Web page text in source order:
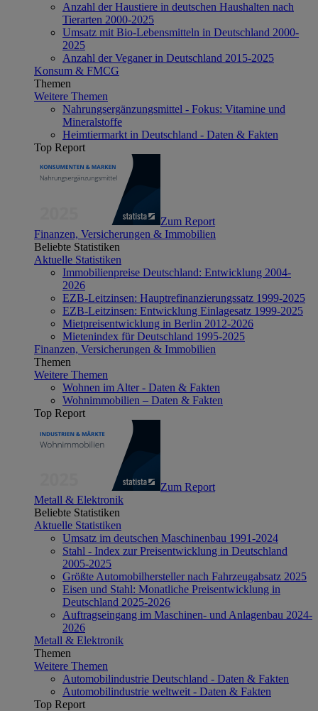
Anzahl der Haustiere in deutschen Haushalten nach
Tierarten 2000-2025
Umsatz mit Bio-Lebensmitteln in Deutschland 2000-
2025
Anzahl der Veganer in Deutschland 2015-2025
Konsum & FMCG
Themen
Weitere Themen
Nahrungsergänzungsmittel - Fokus: Vitamine und
Mineralstoffe
Heimtiermarkt in Deutschland - Daten & Fakten
Top Report
Zum Report
Finanzen, Versicherungen & Immobilien
Beliebte Statistiken
Aktuelle Statistiken
Immobilienpreise Deutschland: Entwicklung 2004-
2026
EZB-Leitzinsen: Hauptrefinanzierungssatz 1999-2025
EZB-Leitzinsen: Entwicklung Einlagesatz 1999-2025
Mietpreisentwicklung in Berlin 2012-2026
Mietenindex für Deutschland 1995-2025
Finanzen, Versicherungen & Immobilien
Themen
Weitere Themen
Wohnen im Alter - Daten & Fakten
Wohnimmobilien – Daten & Fakten
Top Report
Zum Report
Metall & Elektronik
Beliebte Statistiken
Aktuelle Statistiken
Umsatz im deutschen Maschinenbau 1991-2024
Stahl - Index zur Preisentwicklung in Deutschland
2005-2025
Größte Automobilhersteller nach Fahrzeugabsatz 2025
Eisen und Stahl: Monatliche Preisentwicklung in
Deutschland 2025-2026
Auftragseingang im Maschinen- und Anlagenbau 2024-
2026
Metall & Elektronik
Themen
Weitere Themen
Automobilindustrie Deutschland - Daten & Fakten
Automobilindustrie weltweit - Daten & Fakten
Top Report